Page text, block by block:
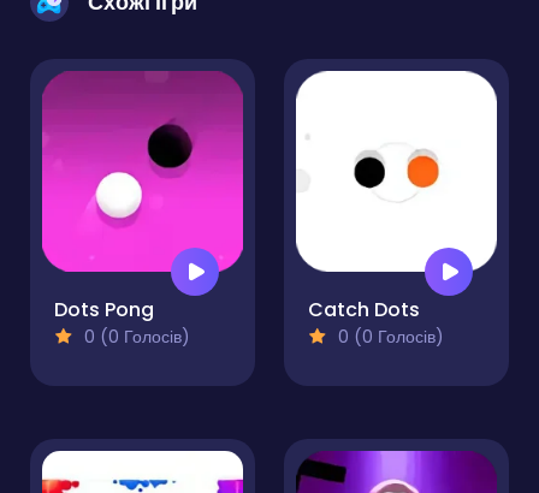
Dots Pong
0 (0 Голосів)
Catch Dots
0 (0 Голосів)